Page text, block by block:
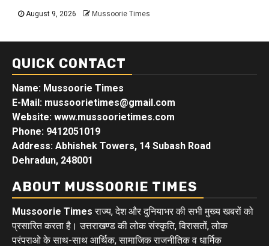
August 9, 2026 Mussoorie Times
QUICK CONTACT
Name: Mussoorie Times
E-Mail: mussoorietimes@gmail.com
Website: www.mussoorietimes.com
Phone: 9412051019
Address: Abhishek Towers, 14 Subash Road
Dehradun, 248001
ABOUT MUSSOORIE TIMES
Mussoorie Times राज्य, देश और दुनियाभर की सभी मुख्य खबरों को
प्रसारित करता है। उत्तराखण्ड की लोक संस्कृति, विरासतों, लोक
परंपराओ के साथ-साथ आर्थिक, सामाजिक राजनीतिक व धार्मिक